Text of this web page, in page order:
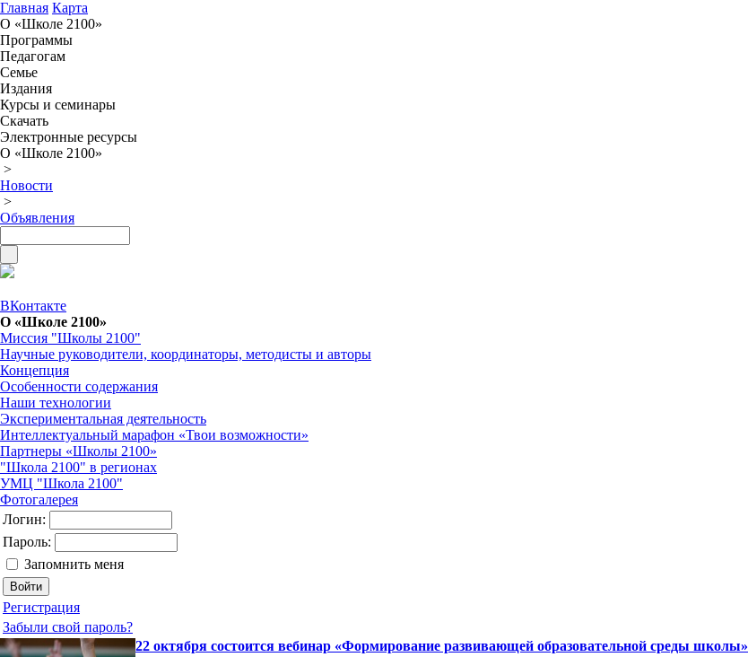
Главная Карта
О «Школе 2100»
Программы
Педагогам
Семье
Издания
Курсы и семинары
Скачать
Электронные ресурсы
О «Школе 2100»
>
Новости
>
Объявления
ВКонтакте
О «Школе 2100»
Миссия "Школы 2100"
Научные руководители, координаторы, методисты и авторы
Концепция
Особенности содержания
Наши технологии
Экспериментальная деятельность
Интеллектуальный марафон «Твои возможности»
Партнеры «Школы 2100»
"Школа 2100" в регионах
УМЦ "Школа 2100"
Фотогалерея
Логин:
Пароль:
Запомнить меня
Регистрация
Забыли свой пароль?
22 октября состоится вебинар «Формирование развивающей образовательной среды школы»